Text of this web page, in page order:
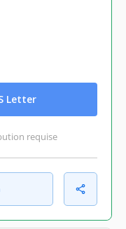
Letter
requise